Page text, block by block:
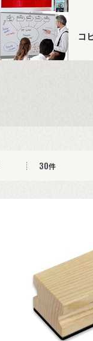
コ
30件